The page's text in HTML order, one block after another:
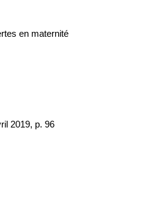
en maternité
2019, p. 96